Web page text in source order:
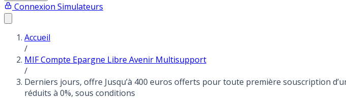
Connexion Simulateurs
Accueil
/
MIF Compte Epargne Libre Avenir Multisupport
/
Derniers jours, offre Jusqu’à 400 euros offerts pour toute première souscription
réduits à 0%, sous conditions